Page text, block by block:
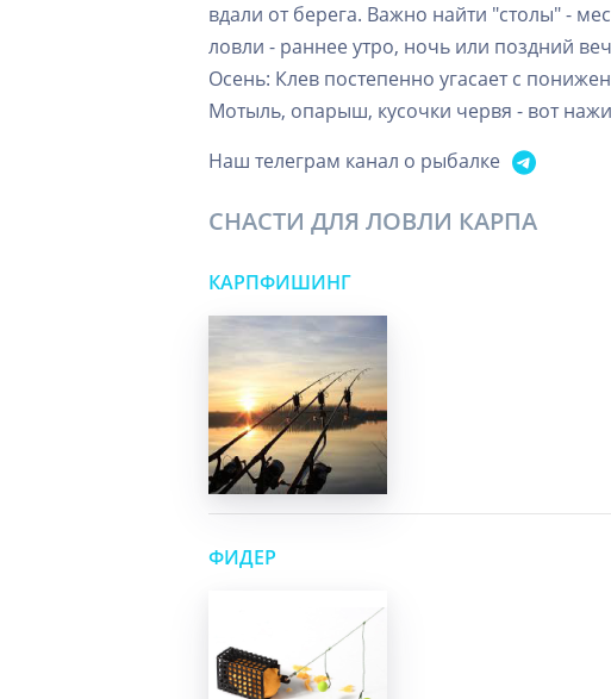
вдали от берега. Важно найти "столы" -
ловли - раннее утро, ночь или поздний
Осень: Клев постепенно угасает с
Мотыль, опарыш, кусочки червя - вот
Наш телеграм канал о рыбалке
СНАСТИ ДЛЯ ЛОВЛИ КАРПА
КАРПФИШИНГ
ФИДЕР